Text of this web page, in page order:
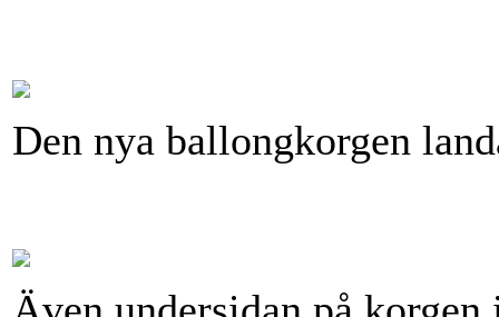
Den nya ballongkorgen